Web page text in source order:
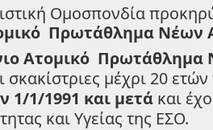
Ομοσπονδία
Πρωτάθλημα
Ατομικό Πρωτάθλημα
σκακίστριες μέχρι 20
1/1/1991 και μετά και
και Υγείας της ΕΣΟ.